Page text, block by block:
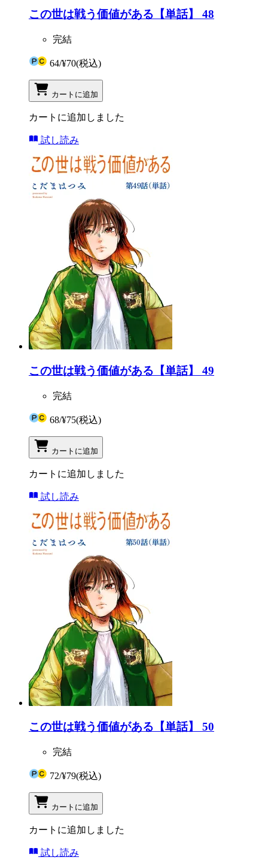
この世は戦う価値がある【単話】 48
完結
64/¥70(税込)
カートに追加
カートに追加しました
試し読み
この世は戦う価値がある【単話】 49
完結
68/¥75(税込)
カートに追加
カートに追加しました
試し読み
この世は戦う価値がある【単話】 50
完結
72/¥79(税込)
カートに追加
カートに追加しました
試し読み